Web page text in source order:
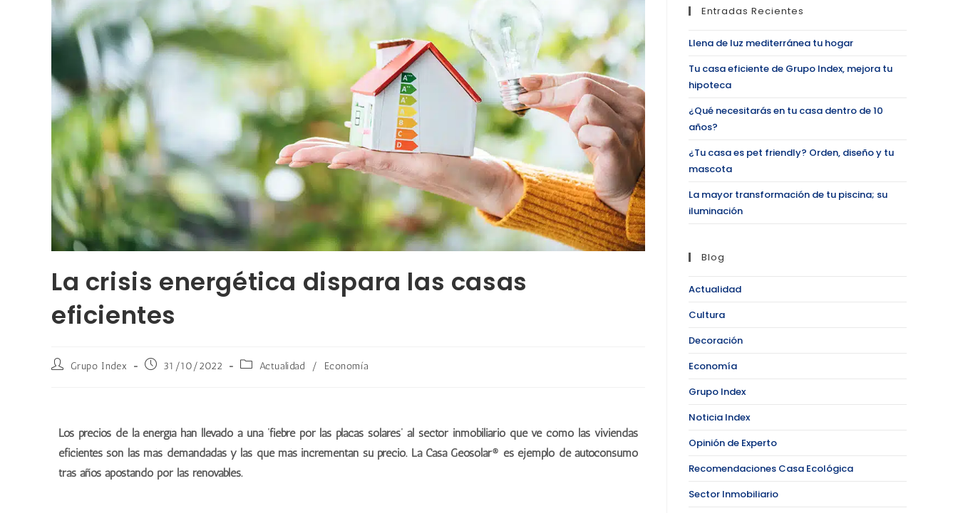
La crisis energética dispara las casas
eficientes
Grupo Index 31/10/2022 Actualidad / Economía
Los precios de la energía han llevado a una ‘fiebre por las placas solares’ al sector inmobiliario que ve cómo las viviendas
eficientes son las más demandadas y las que más incrementan su precio. La Casa Geosolar® es ejemplo de autoconsumo
tras años apostando por las renovables.
Entradas Recientes
Llena de luz mediterránea tu hogar
Tu casa eficiente de Grupo Index, mejora tu
hipoteca
¿Qué necesitarás en tu casa dentro de 10
años?
¿Tu casa es pet friendly? Orden, diseño y tu
mascota
La mayor transformación de tu piscina; su
iluminación
Blog
Actualidad
Cultura
Decoración
Economía
Grupo Index
Noticia Index
Opinión de Experto
Recomendaciones Casa Ecológica
Sector Inmobiliario